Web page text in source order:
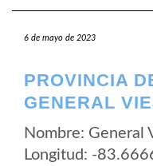
6 de mayo de 2023
PROVINCIA
GENERAL
Nombre: General
Longitud: -